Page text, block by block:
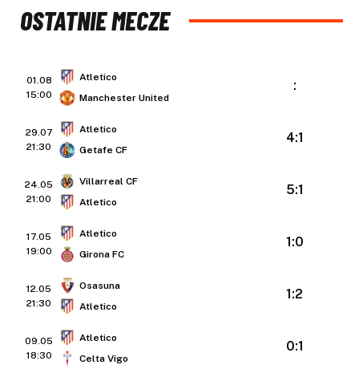
OSTATNIE MECZE
01.08
15:00
Atletico
Manchester United
:
29.07
21:30
Atletico
Getafe CF
4:1
24.05
21:00
Villarreal CF
Atletico
5:1
17.05
19:00
Atletico
Girona FC
1:0
12.05
21:30
Osasuna
Atletico
1:2
09.05
18:30
Atletico
Celta Vigo
0:1